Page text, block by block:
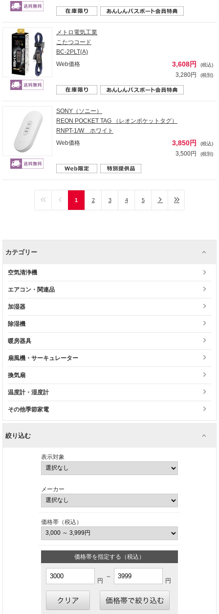
メトロ電気工業
こたつコード
BC-2PLT(A)
Web価格
3,608円 (税込)
3,280円 (税別)
SONY（ソニー）
REON POCKET TAG （レオンポケットタグ）
RNPT-1/W ホワイト
Web価格
3,850円 (税込)
3,500円 (税別)
1 2 3 4 5
カテゴリー
空気清浄機
エアコン・関連品
加湿器
除湿機
暖房器具
扇風機・サーキュレーター
換気扇
温度計・湿度計
その他季節家電
絞り込む
表示対象
メーカー
価格帯（税込）
価格帯を指定する（税込）
円
～
円